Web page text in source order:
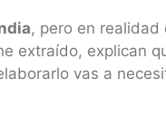
, pero en
extraído, explican
vas a